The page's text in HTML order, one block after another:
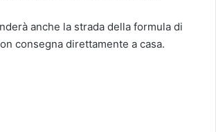
anche la strada della formula di
consegna direttamente a casa.